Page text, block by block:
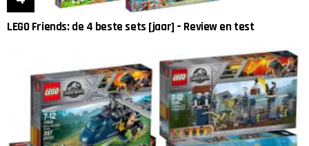
LEGO Friends: de 4 beste sets [jaar] – Review en test